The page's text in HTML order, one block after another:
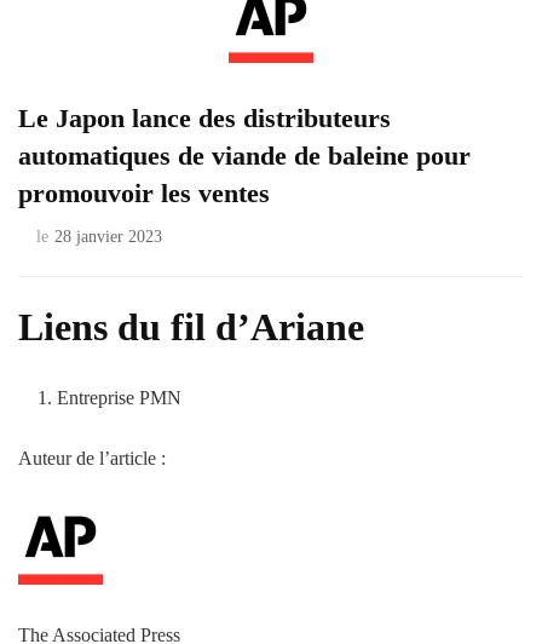
Le Japon lance des distributeurs
automatiques de viande de baleine pour
promouvoir les ventes
le 28 janvier 2023
Liens du fil d’Ariane
Entreprise PMN
Auteur de l’article :
The Associated Press